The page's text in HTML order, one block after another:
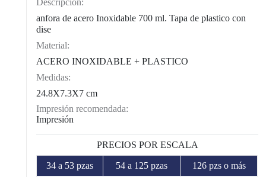
Descripción:
anfora de acero Inoxidable 700 ml. Tapa de plastico con
dise
Material:
ACERO INOXIDABLE + PLASTICO
Medidas:
24.8X7.3X7 cm
Impresión recomendada:
Impresión
PRECIOS POR ESCALA
34 a 53 pzas 54 a 125 pzas 126 pzs o más